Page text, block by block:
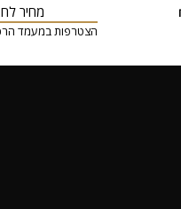
מחיר
הצטרפות במעמד